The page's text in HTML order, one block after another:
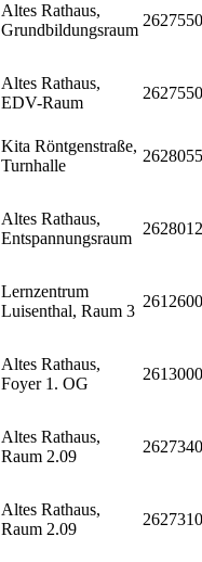
Altes Rathaus,
Grundbildungsraum
Altes Rathaus,
EDV-Raum
Kita Röntgenstraße,
Turnhalle
Altes Rathaus,
Entspannungsraum
Lernzentrum
Luisenthal, Raum 3
Altes Rathaus,
Foyer 1. OG
Altes Rathaus,
Raum 2.09
Altes Rathaus,
Raum 2.09